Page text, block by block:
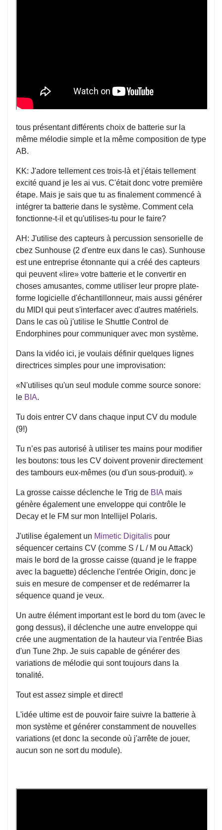
tous présentant différents choix de batterie sur la
même mélodie simple et la même composition de type
AB.
KK: J'adore tellement ces trois-là et j'étais tellement
excité quand je les ai vus. C'était donc votre première
étape. Mais je sais que tu as finalement commencé à
intégrer ta batterie dans le système. Comment cela
fonctionne-t-il et qu'utilises-tu pour le faire?
AH: J'utilise des capteurs à percussion sensorielle de
cbez Sunhouse (2 d'entre eux dans le cas). Sunhouse
est une entreprise étonnante qui a créé des capteurs
qui peuvent «lire» votre batterie et le convertir en
choses amusantes, comme utiliser leur propre plate-
forme logicielle d'échantillonneur, mais aussi générer
du MIDI qui peut s'interfacer avec d'autres matériels.
Dans le cas où j'utilise le Shuttle Control de
Endorphines pour communiquer avec mon système.
Dans la vidéo ici, je voulais définir quelques lignes
directrices simples pour une improvisation:
«N'utilises qu'un seul module comme source sonore:
le BIA.
Tu dois entrer CV dans chaque input CV du module
(9!)
Tu n’es pas autorisé à utiliser tes mains pour modifier
les boutons: tous les CV doivent provenir directement
des tambours eux-mêmes (ou d'un sous-produit). »
La grosse caisse déclenche le Trig de BIA mais
génère également une enveloppe qui contrôle le
Decay et le FM sur mon Intellijel Polaris.
J'utilise également un Mimetic Digitalis pour
séquencer certains CV (comme S / L / M ou Attack)
mais le bord de la grosse caisse (quand je le frappe
avec la baguette) déclenche l'entrée Origin, donc je
suis en mesure de compenser et de redémarrer la
séquence quand je veux.
Un autre élément important est le bord du tom (avec le
gong dessus), il déclenche une autre enveloppe qui
crée une augmentation de la hauteur via l'entrée Bias
d'un Tune 2hp. Je suis capable de générer des
variations de mélodie qui sont toujours dans la
tonalité.
Tout est assez simple et direct!
L'idée ultime est de pouvoir faire suivre la batterie à
mon système et générer constamment de nouvelles
variations (et donc la seconde où j'arrête de jouer,
aucun son ne sort du module).